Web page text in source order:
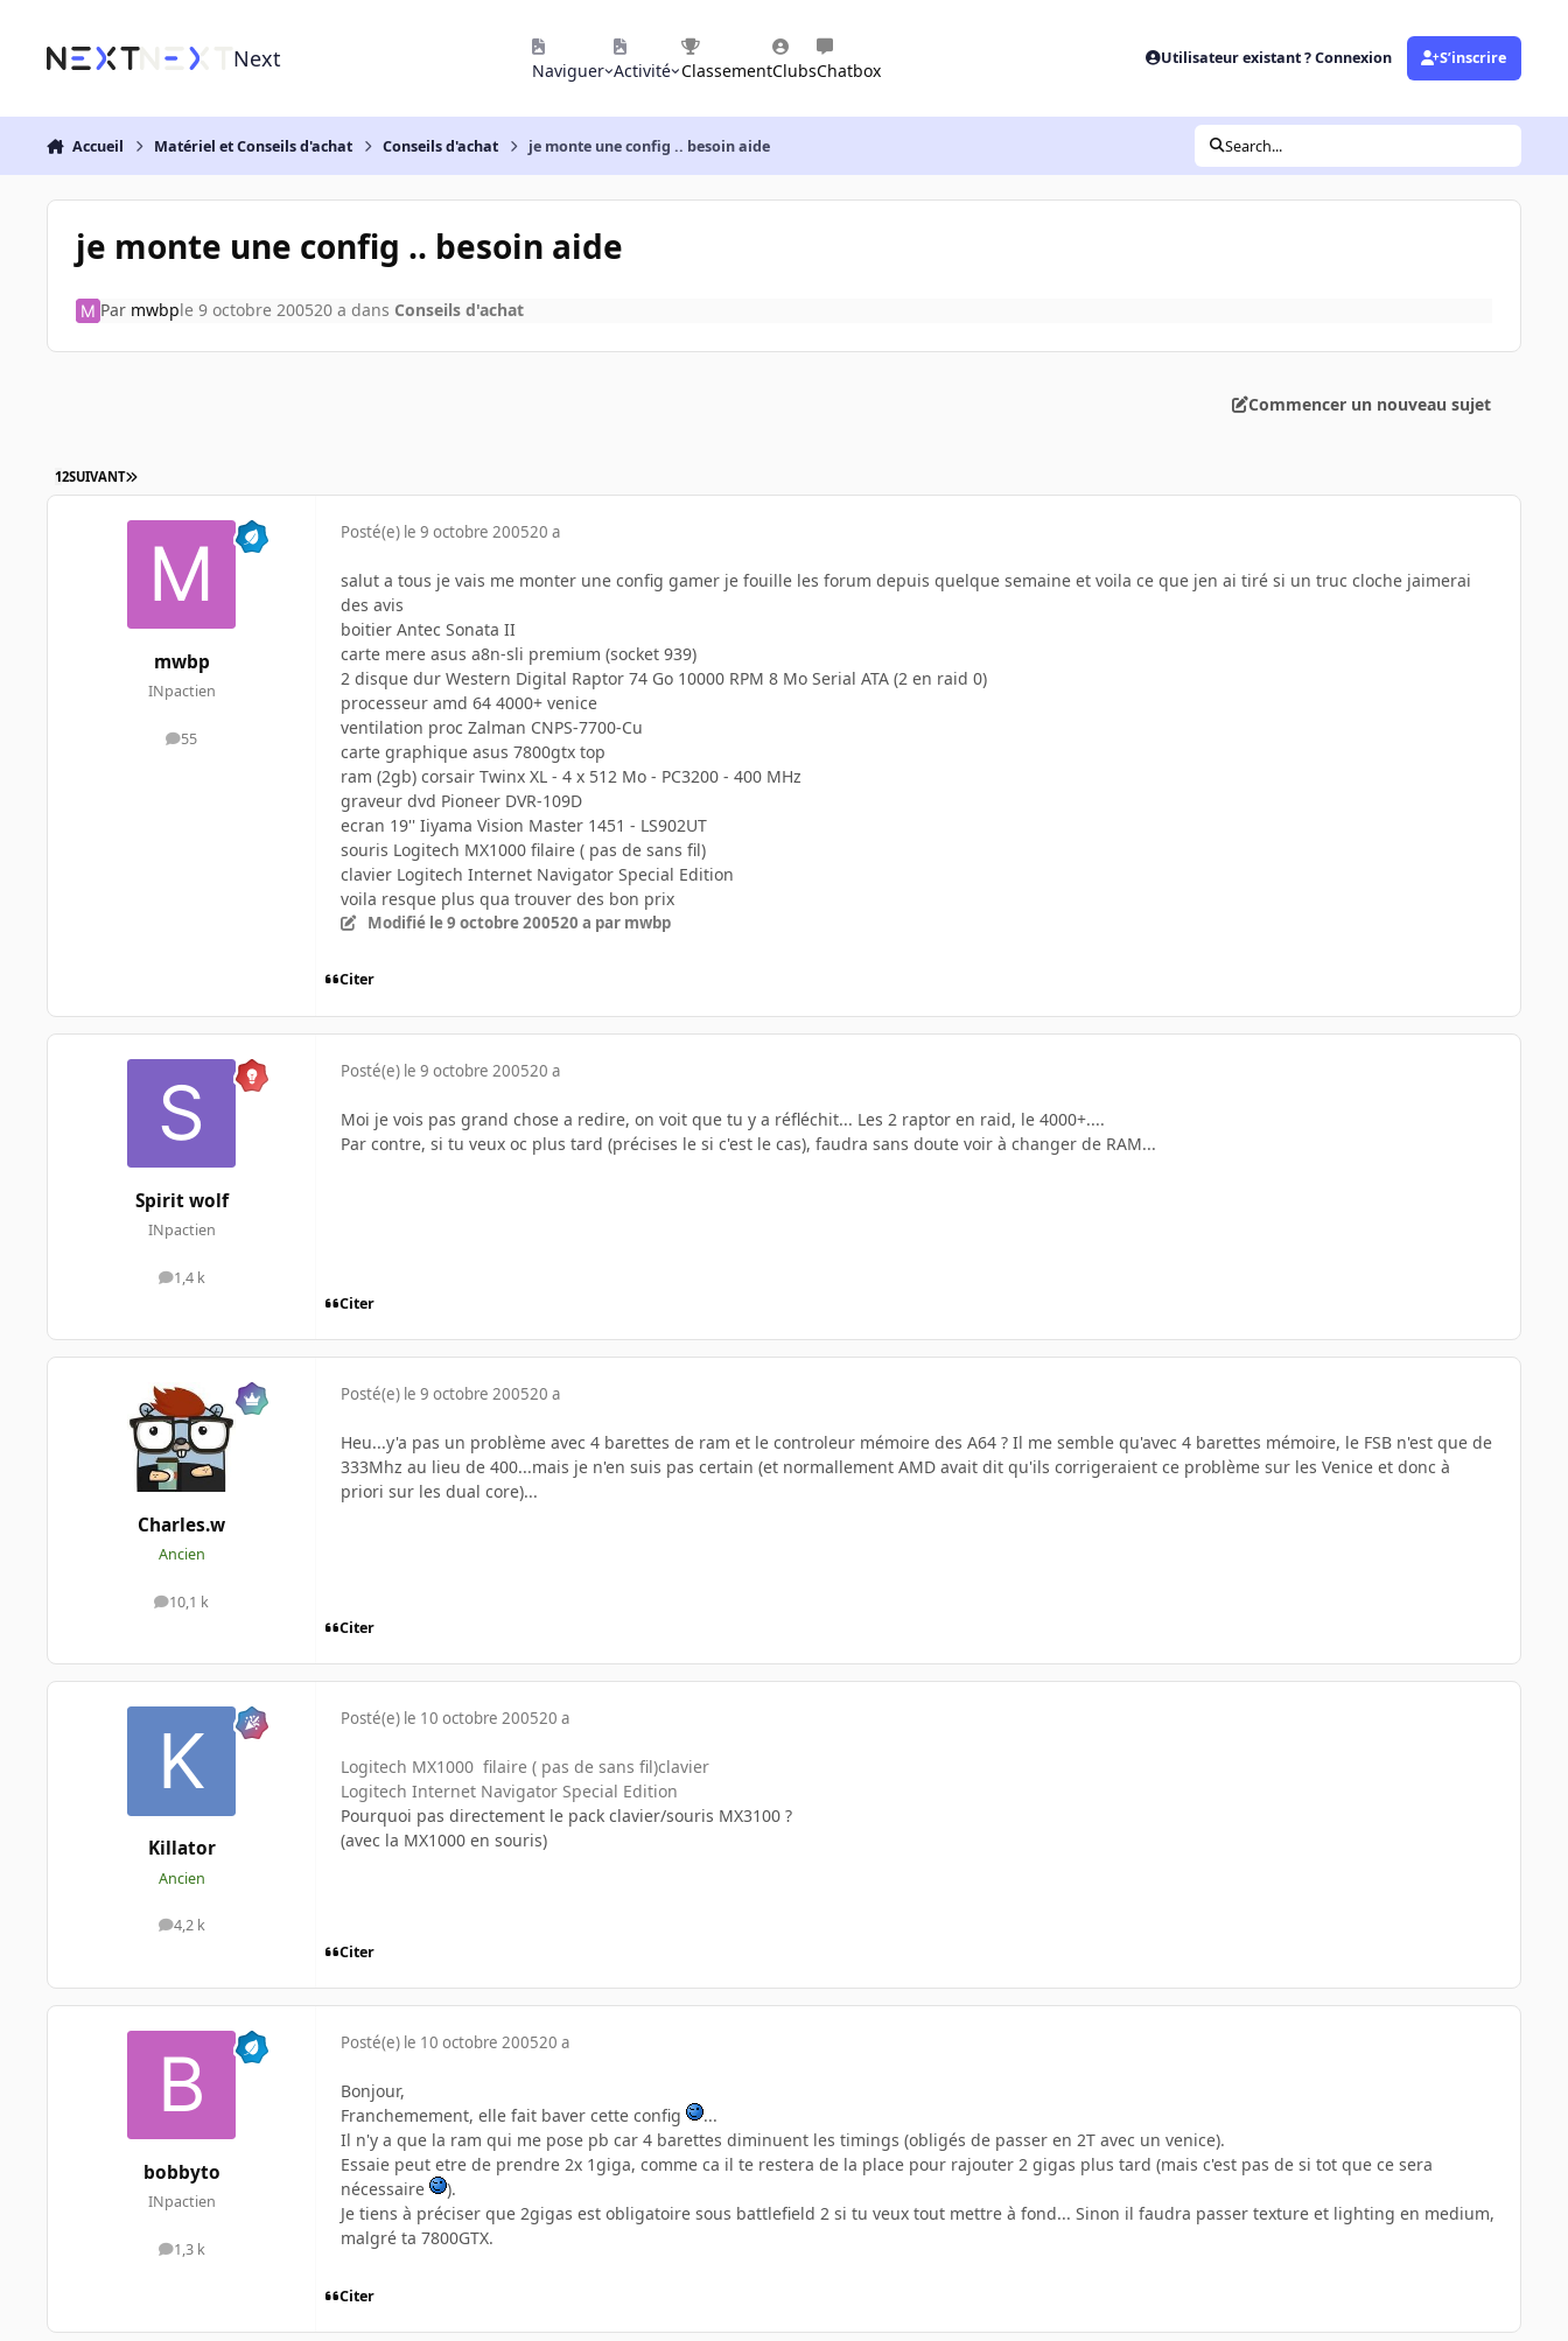
Next Naviguer Activité ClassementClubsChatbox
Utilisateur existant ? Connexion S’inscrire
Accueil Matériel et Conseils d'achat Conseils d'achat je monte une config .. besoin aide Search...
je monte une config .. besoin aide
Par mwbple 9 octobre 200520 a dans Conseils d'achat
Commencer un nouveau sujet
12SUIVANT
mwbp
INpactien
55
messages
Posté(e) le 9 octobre 200520 a
salut a tous je vais me monter une config gamer je fouille les forum depuis quelque semaine et voila ce que jen ai tiré si un truc cloche jaimerai
des avis
boitier Antec Sonata II
carte mere asus a8n-sli premium (socket 939)
2 disque dur Western Digital Raptor 74 Go 10000 RPM 8 Mo Serial ATA (2 en raid 0)
processeur amd 64 4000+ venice
ventilation proc Zalman CNPS-7700-Cu
carte graphique asus 7800gtx top
ram (2gb) corsair Twinx XL - 4 x 512 Mo - PC3200 - 400 MHz
graveur dvd Pioneer DVR-109D
ecran 19'' Iiyama Vision Master 1451 - LS902UT
souris Logitech MX1000 filaire ( pas de sans fil)
clavier Logitech Internet Navigator Special Edition
voila resque plus qua trouver des bon prix
Modifié le 9 octobre 200520 a par mwbp
Citer
Spirit wolf
INpactien
1,4 k
messages
Posté(e) le 9 octobre 200520 a
Moi je vois pas grand chose a redire, on voit que tu y a réfléchit... Les 2 raptor en raid, le 4000+....
Par contre, si tu veux oc plus tard (précises le si c'est le cas), faudra sans doute voir à changer de RAM...
Citer
Charles.w
Ancien
10,1 k
messages
Posté(e) le 9 octobre 200520 a
Heu...y'a pas un problème avec 4 barettes de ram et le controleur mémoire des A64 ? Il me semble qu'avec 4 barettes mémoire, le FSB n'est que de
333Mhz au lieu de 400...mais je n'en suis pas certain (et normallement AMD avait dit qu'ils corrigeraient ce problème sur les Venice et donc à
priori sur les dual core)...
Citer
Killator
Ancien
4,2 k
messages
Posté(e) le 10 octobre 200520 a
Logitech MX1000 filaire ( pas de sans fil)clavier
Logitech Internet Navigator Special Edition
Pourquoi pas directement le pack clavier/souris MX3100 ?
(avec la MX1000 en souris)
Citer
bobbyto
INpactien
1,3 k
messages
Posté(e) le 10 octobre 200520 a
Bonjour,
Franchemement, elle fait baver cette config
...
Il n'y a que la ram qui me pose pb car 4 barettes diminuent les timings (obligés de passer en 2T avec un venice).
Essaie peut etre de prendre 2x 1giga, comme ca il te restera de la place pour rajouter 2 gigas plus tard (mais c'est pas de si tot que ce sera
nécessaire
).
Je tiens à préciser que 2gigas est obligatoire sous battlefield 2 si tu veux tout mettre à fond... Sinon il faudra passer texture et lighting en medium,
malgré ta 7800GTX.
Citer